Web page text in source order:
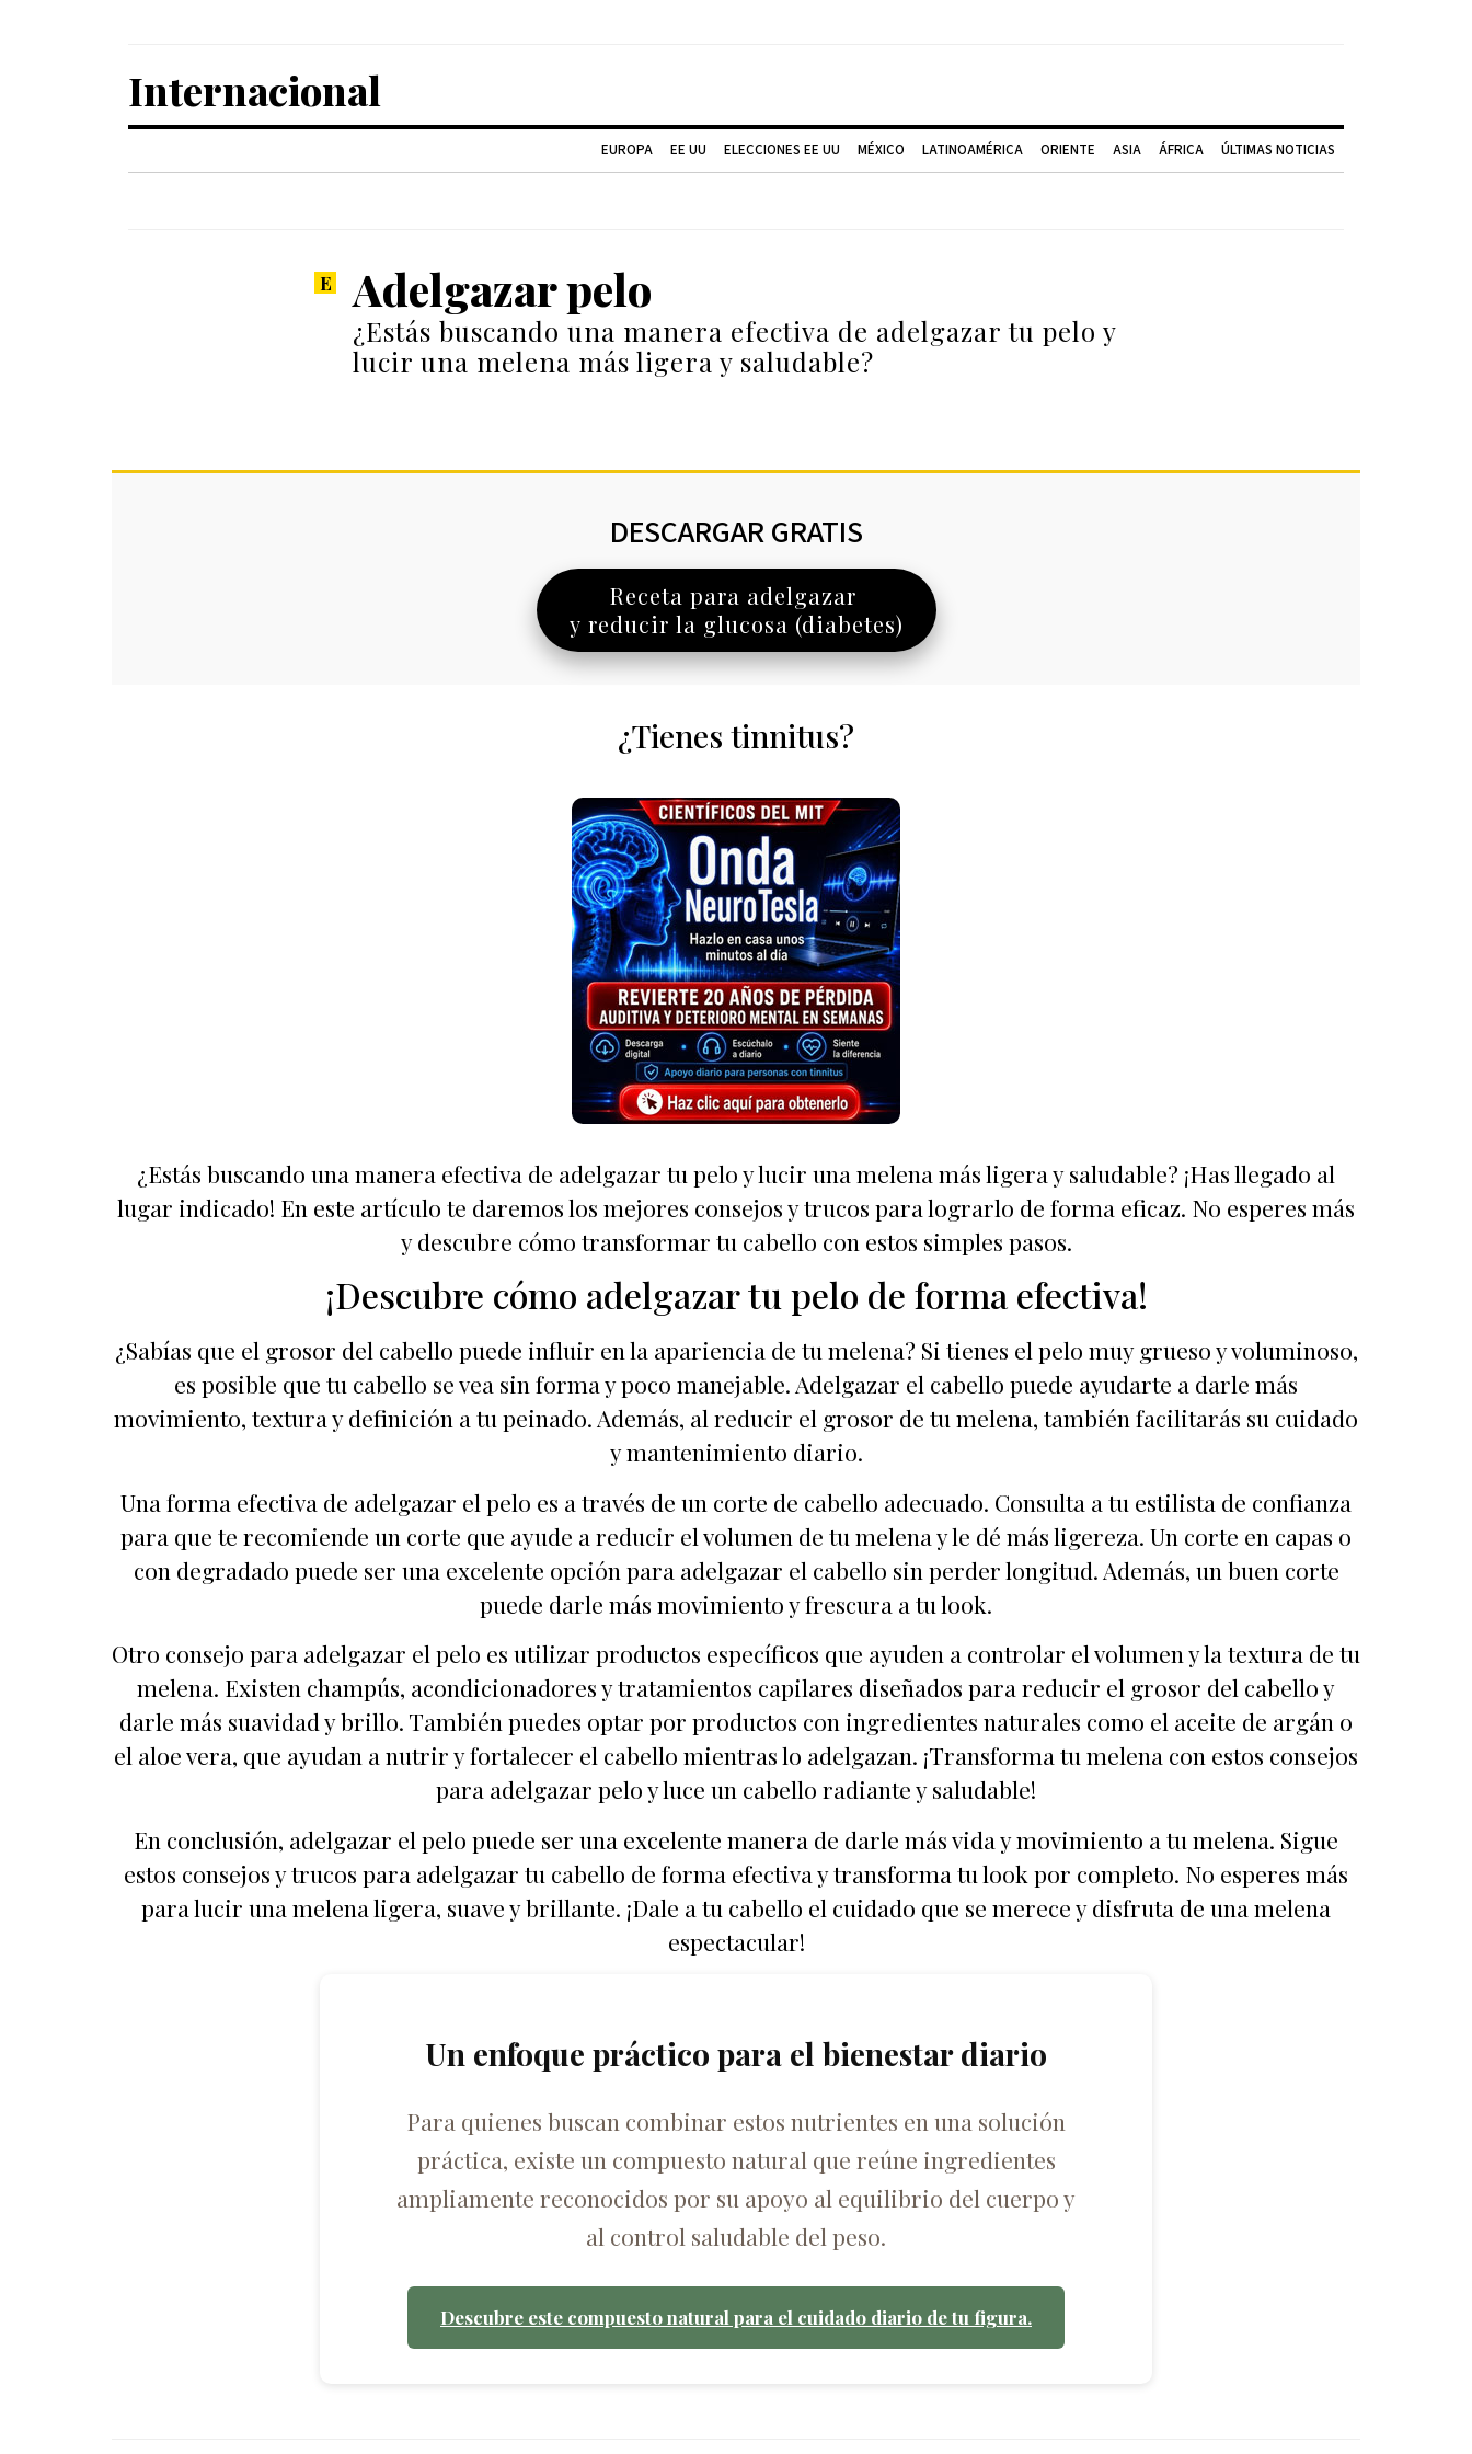
Internacional
EUROPA EE UU ELECCIONES EE UU MÉXICO LATINOAMÉRICA ORIENTE ASIA ÁFRICA ÚLTIMAS NOTICIAS
Adelgazar pelo
¿Estás buscando una manera efectiva de adelgazar tu pelo y
lucir una melena más ligera y saludable?
DESCARGAR GRATIS
Receta para adelgazar
y reducir la glucosa (diabetes)
¿Tienes tinnitus?
¿Estás buscando una manera efectiva de adelgazar tu pelo y lucir una melena más ligera y saludable? ¡Has llegado al
lugar indicado! En este artículo te daremos los mejores consejos y trucos para lograrlo de forma eficaz. No esperes más
y descubre cómo transformar tu cabello con estos simples pasos.
¡Descubre cómo adelgazar tu pelo de forma efectiva!
¿Sabías que el grosor del cabello puede influir en la apariencia de tu melena? Si tienes el pelo muy grueso y voluminoso,
es posible que tu cabello se vea sin forma y poco manejable. Adelgazar el cabello puede ayudarte a darle más
movimiento, textura y definición a tu peinado. Además, al reducir el grosor de tu melena, también facilitarás su cuidado
y mantenimiento diario.
Una forma efectiva de adelgazar el pelo es a través de un corte de cabello adecuado. Consulta a tu estilista de confianza
para que te recomiende un corte que ayude a reducir el volumen de tu melena y le dé más ligereza. Un corte en capas o
con degradado puede ser una excelente opción para adelgazar el cabello sin perder longitud. Además, un buen corte
puede darle más movimiento y frescura a tu look.
Otro consejo para adelgazar el pelo es utilizar productos específicos que ayuden a controlar el volumen y la textura de tu
melena. Existen champús, acondicionadores y tratamientos capilares diseñados para reducir el grosor del cabello y
darle más suavidad y brillo. También puedes optar por productos con ingredientes naturales como el aceite de argán o
el aloe vera, que ayudan a nutrir y fortalecer el cabello mientras lo adelgazan. ¡Transforma tu melena con estos consejos
para adelgazar pelo y luce un cabello radiante y saludable!
En conclusión, adelgazar el pelo puede ser una excelente manera de darle más vida y movimiento a tu melena. Sigue
estos consejos y trucos para adelgazar tu cabello de forma efectiva y transforma tu look por completo. No esperes más
para lucir una melena ligera, suave y brillante. ¡Dale a tu cabello el cuidado que se merece y disfruta de una melena
espectacular!
Un enfoque práctico para el bienestar diario
Para quienes buscan combinar estos nutrientes en una solución
práctica, existe un compuesto natural que reúne ingredientes
ampliamente reconocidos por su apoyo al equilibrio del cuerpo y
al control saludable del peso.
Descubre este compuesto natural para el cuidado diario de tu figura.